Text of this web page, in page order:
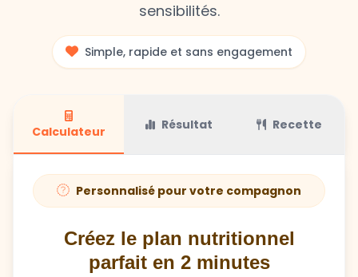
sensibilités.
Simple, rapide et sans engagement
Calculateur Résultat Recette
Personnalisé pour votre compagnon
Créez le plan nutritionnel
parfait en 2 minutes